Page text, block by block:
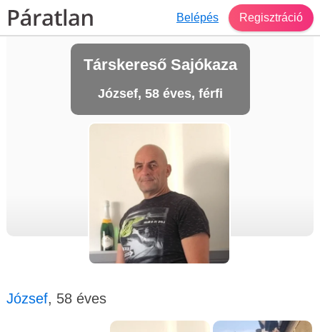
Belépés Regisztráció
Társkereső Sajókaza
József, 58 éves, férfi
József, 58 éves